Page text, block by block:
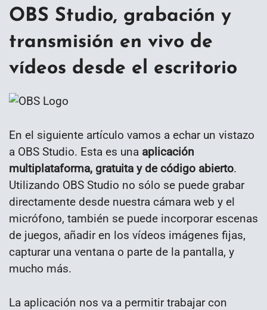
OBS Studio, grabación y
transmisión en vivo de
vídeos desde el escritorio
En el siguiente artículo vamos a echar un vistazo
a OBS Studio. Esta es una aplicación
multiplataforma, gratuita y de código abierto.
Utilizando OBS Studio no sólo se puede grabar
directamente desde nuestra cámara web y el
micrófono, también se puede incorporar escenas
de juegos, añadir en los vídeos imágenes fijas,
capturar una ventana o parte de la pantalla, y
mucho más.
La aplicación nos va a permitir trabajar con